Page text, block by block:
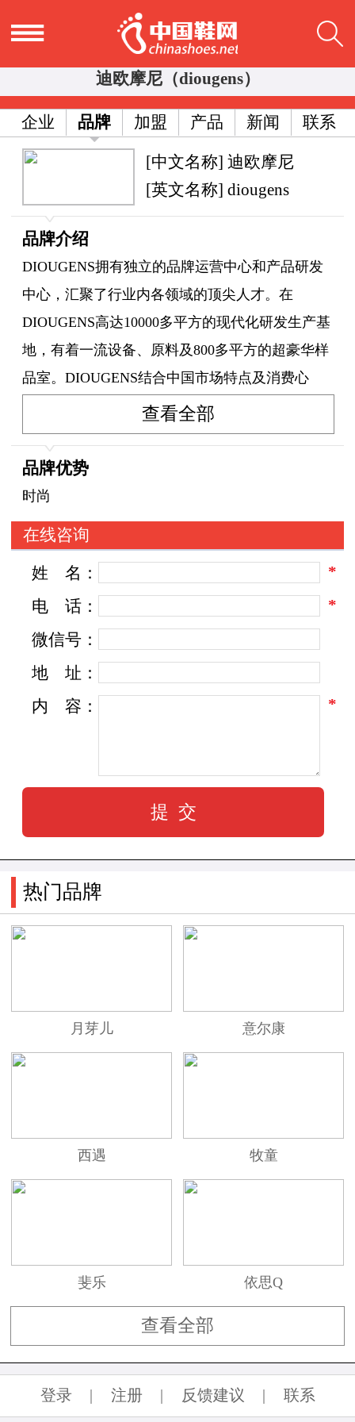
迪欧摩尼（diougens）
企业 品牌 加盟 产品 新闻 联系
[中文名称] 迪欧摩尼
[英文名称] diougens
品牌介绍
DIOUGENS拥有独立的品牌运营中心和产品研发
中心，汇聚了行业内各领域的顶尖人才。在
DIOUGENS高达10000多平方的现代化研发生产基
地，有着一流设备、原料及800多平方的超豪华样
品室。DIOUGENS结合中国市场特点及消费心
理，将在特色生活中提炼出来的时尚元素与欧美
前卫潮流精华相融合，设计出一系列富有生活气
息、独特个性的深受消费者青睐的女包、女鞋、
男包、男鞋、拉杆箱、钱包、皮带等产品。
系统和营销管理体制，以加盟代理的先进模式拓
展中国皮具消费市场。凭借着雄厚的实力及在社
会各界的大力支持下，DIOUGENS屡创佳绩，加
盟网络更是遍布全国，迄今为止旗下加盟店数量
逾数百家，成为业界当之无愧的佼佼者。
获得持续快速发展的DIOUGENS，依靠诚信、多
赢、质量、创新、服务等共同组成的集合体，百
查看全部
品牌优势
时尚
在线咨询
姓
名：
*
电
话：
*
微信号：
地
址：
内
容： *
热门品牌
月芽儿 意尔康
西遇 牧童
斐乐 依思Q
查看全部
登录 注册 反馈建议 联系